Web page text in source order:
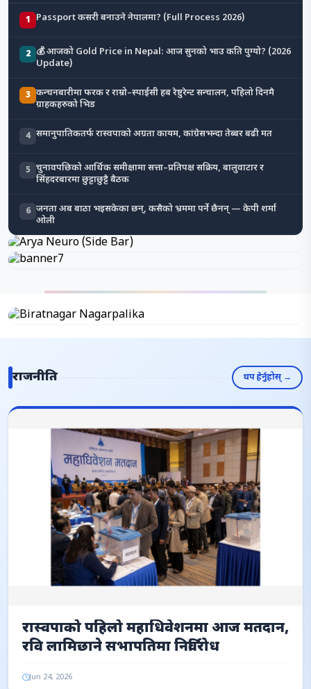
1 Passport कसरी बनाउने नेपालमा? (Full Process 2026)
2 💰 आजको Gold Price in Nepal: आज सुनको भाउ कति पुग्यो? (2026
Update)
3 कन्चनबारीमा फरक र राम्रो–स्पाईसी हब रेष्टुरेन्ट सन्चालन, पहिलो दिनमै
ग्राहकहरुको भिड
4 समानुपातिकतर्फ रास्वपाको अग्रता कायम, कांग्रेसभन्दा तेब्बर बढी मत
5 चुनावपछिको आर्थिक समीक्षामा सत्ता–प्रतिपक्ष सक्रिय, बालुवाटार र
सिंहदरबारमा छुट्टाछुट्टै बैठक
6 जनता अब बाठा भइसकेका छन्, कसैको भ्रममा पर्ने छैनन् — केपी शर्मा
ओली
राजनीति थप हेर्नुहोस् →
रास्वपाको पहिलो महाधिवेशनमा आज मतदान,
रवि लामिछाने सभापतिमा निर्विरोध
Jun 24, 2026